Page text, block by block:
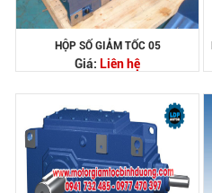
HỘP SỐ GIẢM TỐC 05
Giá: Liên hệ